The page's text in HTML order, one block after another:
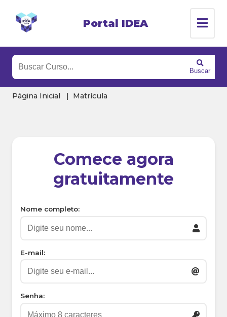
Portal IDEA
Buscar
Página Inicial Matrícula
Comece agora
gratuitamente
Nome completo:
E-mail:
Senha: